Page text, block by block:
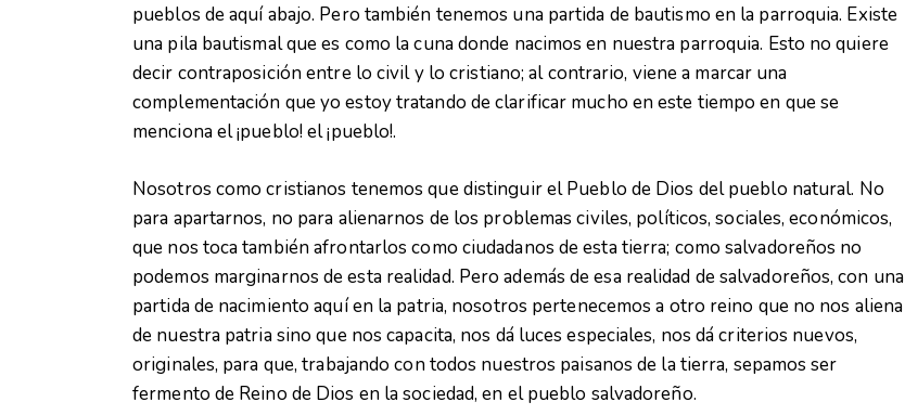
pueblos de aquí abajo. Pero también tenemos una partida de bautismo en la parroquia. Existe
una pila bautismal que es como la cuna donde nacimos en nuestra parroquia. Esto no quiere
decir contraposición entre lo civil y lo cristiano; al contrario, viene a marcar una
complementación que yo estoy tratando de clarificar mucho en este tiempo en que se
menciona el ¡pueblo! el ¡pueblo!.
Nosotros como cristianos tenemos que distinguir el Pueblo de Dios del pueblo natural. No
para apartarnos, no para alienarnos de los problemas civiles, políticos, sociales, económicos,
que nos toca también afrontarlos como ciudadanos de esta tierra; como salvadoreños no
podemos marginarnos de esta realidad. Pero además de esa realidad de salvadoreños, con una
partida de nacimiento aquí en la patria, nosotros pertenecemos a otro reino que no nos aliena
de nuestra patria sino que nos capacita, nos dá luces especiales, nos dá criterios nuevos,
originales, para que, trabajando con todos nuestros paisanos de la tierra, sepamos ser
fermento de Reino de Dios en la sociedad, en el pueblo salvadoreño.